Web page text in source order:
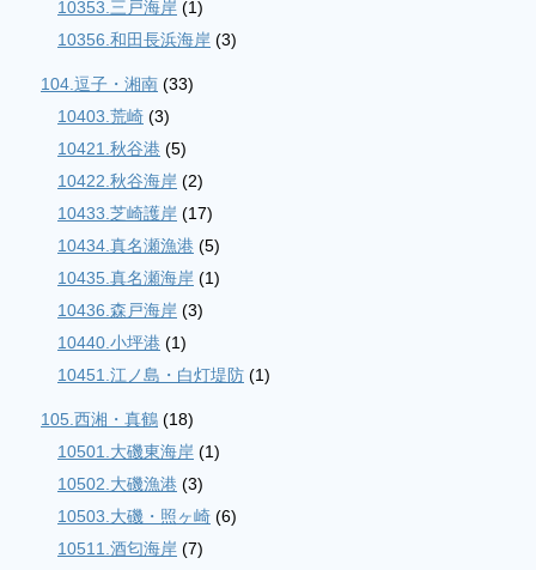
10353.三戸海岸 (1)
10356.和田長浜海岸 (3)
104.逗子・湘南 (33)
10403.荒崎 (3)
10421.秋谷港 (5)
10422.秋谷海岸 (2)
10433.芝崎護岸 (17)
10434.真名瀬漁港 (5)
10435.真名瀬海岸 (1)
10436.森戸海岸 (3)
10440.小坪港 (1)
10451.江ノ島・白灯堤防 (1)
105.西湘・真鶴 (18)
10501.大磯東海岸 (1)
10502.大磯漁港 (3)
10503.大磯・照ヶ崎 (6)
10511.酒匂海岸 (7)